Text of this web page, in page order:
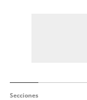
Secciones